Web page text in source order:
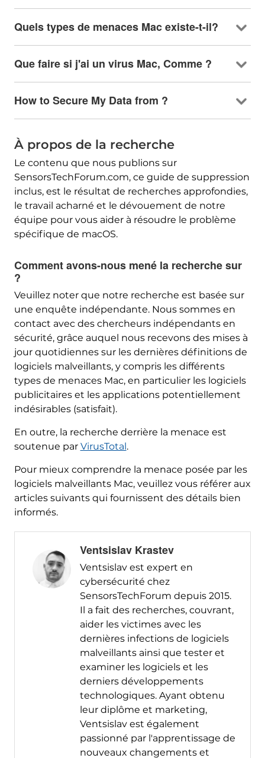
Quels types de menaces Mac existe-t-il?
Que faire si j'ai un virus Mac, Comme ?
How to Secure My Data from ?
À propos de la recherche
Le contenu que nous publions sur
SensorsTechForum.com, ce guide de suppression
inclus, est le résultat de recherches approfondies,
le travail acharné et le dévouement de notre
équipe pour vous aider à résoudre le problème
spécifique de macOS.
Comment avons-nous mené la recherche sur
?
Veuillez noter que notre recherche est basée sur
une enquête indépendante. Nous sommes en
contact avec des chercheurs indépendants en
sécurité, grâce auquel nous recevons des mises à
jour quotidiennes sur les dernières définitions de
logiciels malveillants, y compris les différents
types de menaces Mac, en particulier les logiciels
publicitaires et les applications potentiellement
indésirables (satisfait).
En outre, la recherche derrière la menace est
soutenue par VirusTotal.
Pour mieux comprendre la menace posée par les
logiciels malveillants Mac, veuillez vous référer aux
articles suivants qui fournissent des détails bien
informés.
Ventsislav Krastev
Ventsislav est expert en
cybersécurité chez
SensorsTechForum depuis 2015.
Il a fait des recherches, couvrant,
aider les victimes avec les
dernières infections de logiciels
malveillants ainsi que tester et
examiner les logiciels et les
derniers développements
technologiques. Ayant obtenu
leur diplôme et marketing,
Ventsislav est également
passionné par l'apprentissage de
nouveaux changements et